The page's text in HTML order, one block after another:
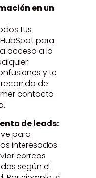
en un
tus
para
acceso a la
y te
de
contacto
de leads:
para
interesados.
correos
según el